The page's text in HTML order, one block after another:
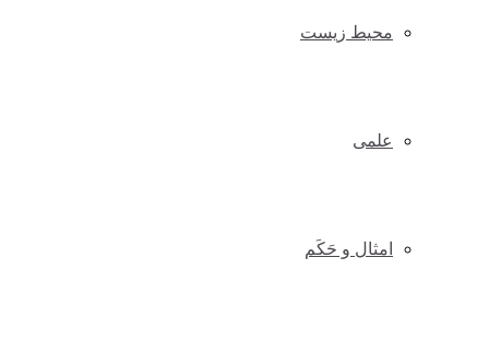
محیط زیست
علمی
امثال و حَکَم